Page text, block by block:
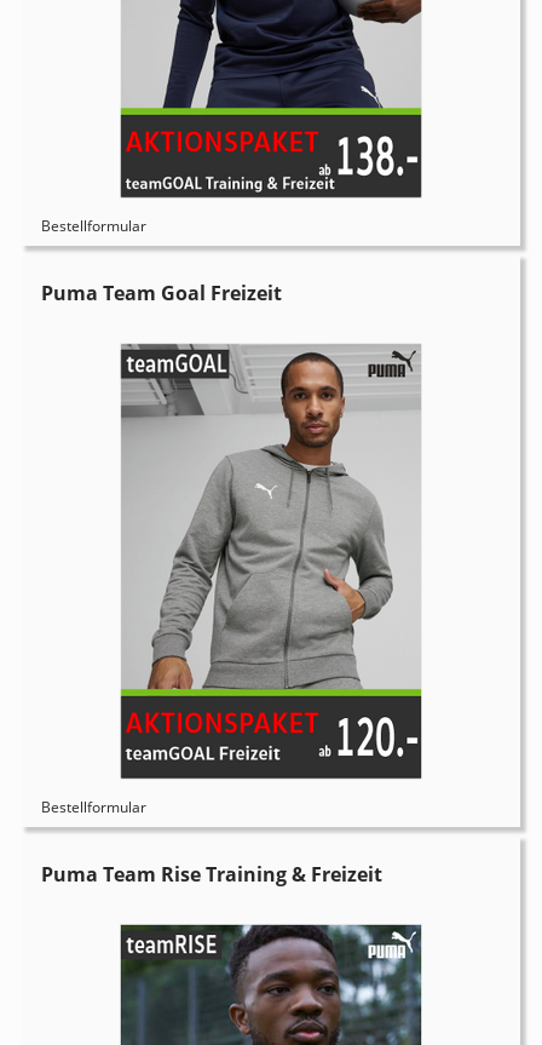
Bestellformular
Puma Team Goal Freizeit
Bestellformular
Puma Team Rise Training & Freizeit